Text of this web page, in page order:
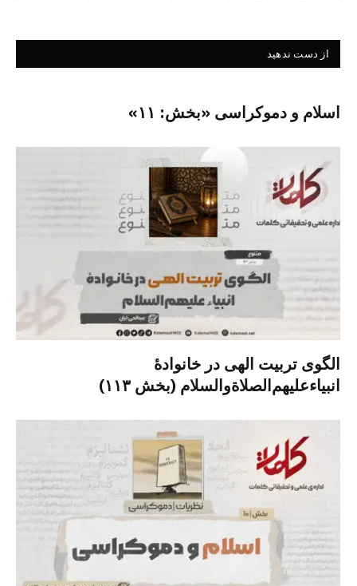
از دست ندهید
اسلام و دموکراسی «بخش: ۱۱»
الگوی تربیت الهی در خانوادۀ
انبیاءعلیهم‌الصلاةو‌السلام (بخش ۱۱۳)